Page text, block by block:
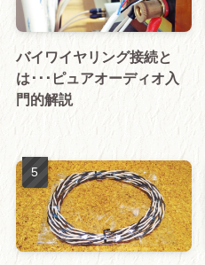
バイワイヤリング接続と
は･･･ピュアオーディオ入
門的解説